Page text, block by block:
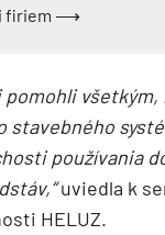
firiem ⟶
používania
uviedla k
HELUZ.